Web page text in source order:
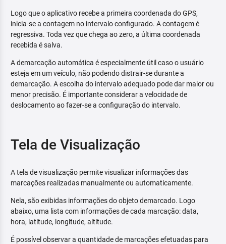
Logo que o aplicativo recebe a primeira coordenada do GPS,
inicia-se a contagem no intervalo configurado. A contagem é
regressiva. Toda vez que chega ao zero, a última coordenada
recebida é salva.
A demarcação automática é especialmente útil caso o usuário
esteja em um veículo, não podendo distrair-se durante a
demarcação. A escolha do intervalo adequado pode dar maior ou
menor precisão. É importante considerar a velocidade de
deslocamento ao fazer-se a configuração do intervalo.
Tela de Visualização
A tela de visualização permite visualizar informações das
marcações realizadas manualmente ou automaticamente.
Nela, são exibidas informações do objeto demarcado. Logo
abaixo, uma lista com informações de cada marcação: data,
hora, latitude, longitude, altitude.
É possível observar a quantidade de marcações efetuadas para